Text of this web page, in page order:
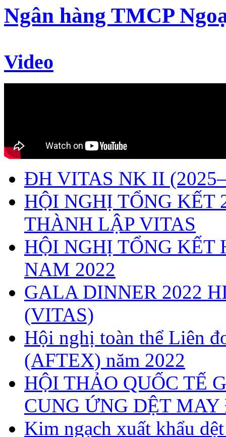
Ngân hàng TMCP
Video
ĐH VITAS NK II
HỘI NGHỊ TỔNG
THÀNH LẬP VITAS
HỘI NGHỊ TỔNG KẾT
NAM 2022
GALA DINNER 2022
(VITAS)
Hội nghị toàn thể Liên
(AFTEX) năm 2022
HỘI THẢO QUỐC TẾ
CUNG ỨNG DỆT
Kim ngạch xuất khẩu